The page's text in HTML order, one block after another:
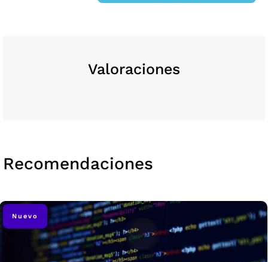
Valoraciones
Recomendaciones
Nuevo